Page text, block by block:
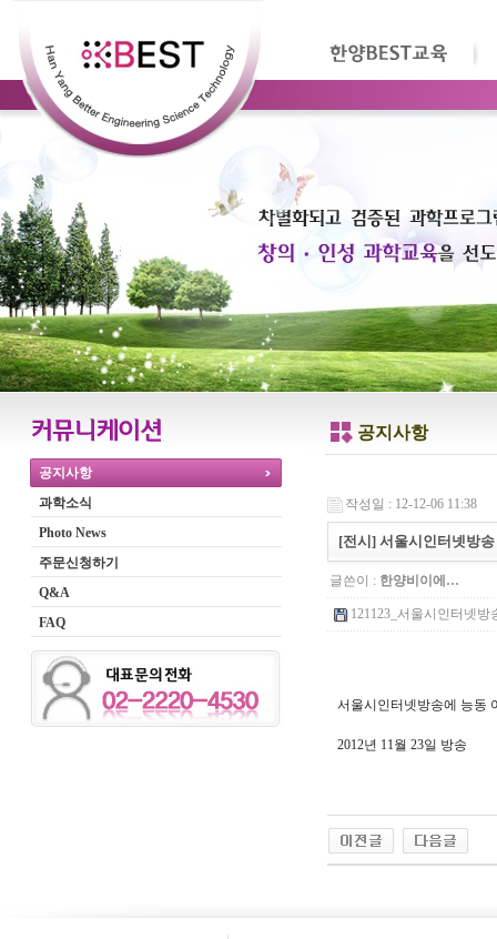
공지사항
과학소식
Photo News
주문신청하기
Q&A
FAQ
공지사항
작성일 : 12-12-06 11:38
[전시] 서울시인터넷방
글쓴이 : 한양비이에…
121123_서울시인터넷
서울시인터넷방송에 능동
2012년 11월 23일 방송